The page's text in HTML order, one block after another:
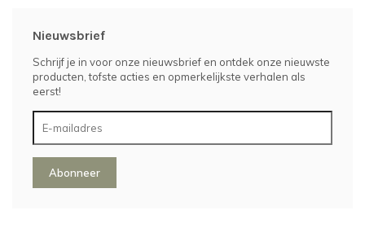
Nieuwsbrief
Schrijf je in voor onze nieuwsbrief en ontdek onze nieuwste
producten, tofste acties en opmerkelijkste verhalen als
eerst!
Abonneer